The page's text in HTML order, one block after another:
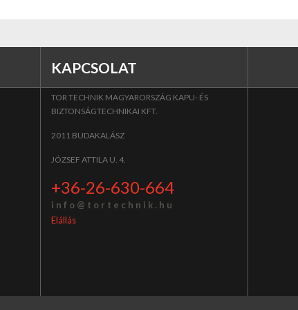
KAPCSOLAT
TOR TECHNIK MAGYARORSZÁG KAPU- ÉS
BIZTONSÁGTECHNIKAI KFT.
2011 BUDAKALÁSZ
JÓZSEF ATTILA U. 4.
+36-26-630-664
i n f o @ t o r t e c h n i k . h u
Elállás